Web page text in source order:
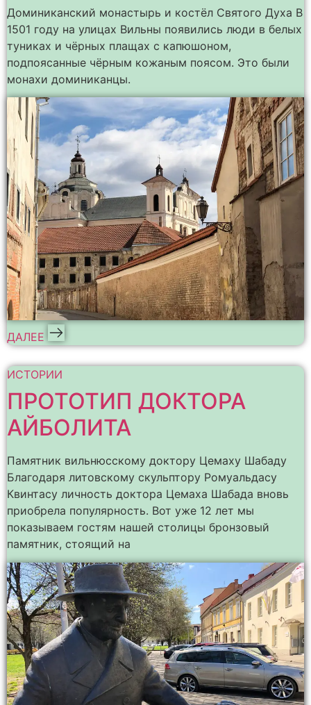
Доминиканский монастырь и костёл Святого Духа В
1501 году на улицах Вильны появились люди в белых
туниках и чёрных плащах с капюшоном,
подпоясанные чёрным кожаным поясом. Это были
монахи доминиканцы.
ДАЛЕЕ
ИСТОРИИ
ПРОТОТИП ДОКТОРА
АЙБОЛИТА
Памятник вильнюсскому доктору Цемаху Шабаду
Благодаря литовскому скульптору Ромуальдасу
Квинтасу личность доктора Цемаха Шабада вновь
приобрела популярность. Вот уже 12 лет мы
показываем гостям нашей столицы бронзовый
памятник, стоящий на